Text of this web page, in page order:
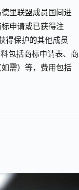
里联盟成员国间进
申请或已获得注
得保护的其他成员
包括商标申请表、商
需）等，费用包括